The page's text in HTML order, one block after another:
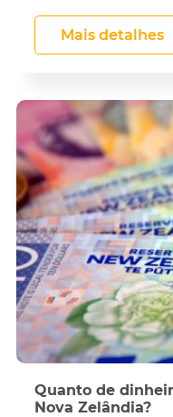
Mais detalhes
Quanto de
Nova Zelândia?